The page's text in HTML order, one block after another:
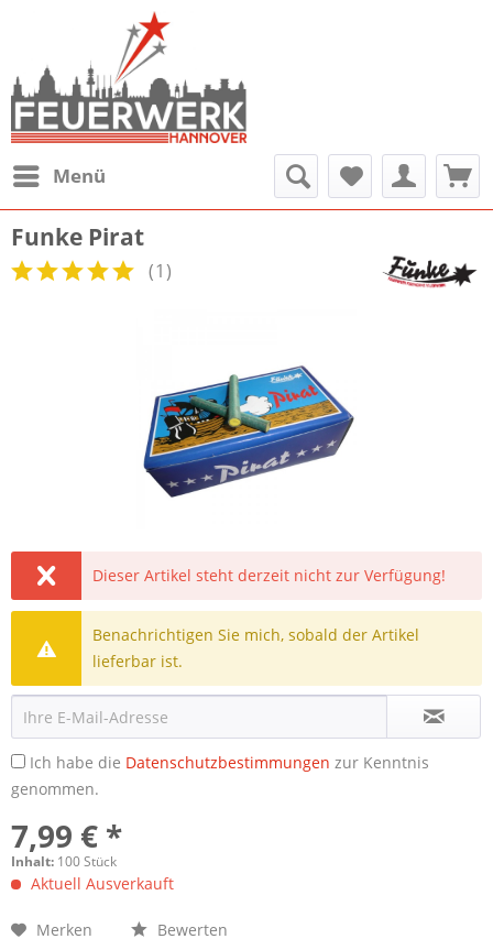
Menü
Funke Pirat
(1)
Dieser Artikel steht derzeit nicht zur Verfügung!
Benachrichtigen Sie mich, sobald der Artikel
lieferbar ist.
Ich habe die Datenschutzbestimmungen zur Kenntnis
genommen.
7,99 € *
Inhalt: 100 Stück
Aktuell Ausverkauft
Merken Bewerten